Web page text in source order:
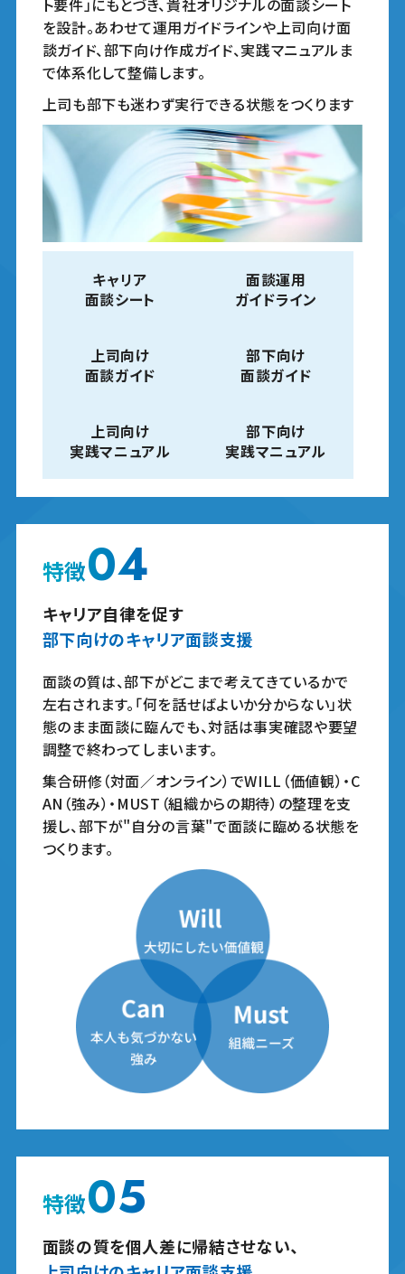
ト要件」にもとづき、貴社オリジナルの面談シート
を設計。あわせて運用ガイドラインや上司向け面
談ガイド、部下向け作成ガイド、実践マニュアルま
で体系化して整備します。
上司も部下も迷わず実行できる状態をつくります
キャリア
面談シート
面談運用
ガイドライン
上司向け
面談ガイド
部下向け
面談ガイド
上司向け
実践マニュアル
部下向け
実践マニュアル
特徴04
キャリア自律を促す
部下向けのキャリア面談支援
面談の質は、部下がどこまで考えてきているかで
左右されます。「何を話せばよいか分からない」状
態のまま面談に臨んでも、対話は事実確認や要望
調整で終わってしまいます。
集合研修（対面／オンライン）でWILL（価値観）・C
AN（強み）・MUST（組織からの期待）の整理を支
援し、部下が"自分の言葉"で面談に臨める状態を
つくります。
特徴05
面談の質を個人差に帰結させない、